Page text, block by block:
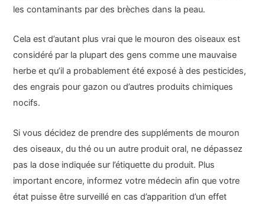
les contaminants par des brèches dans la peau.
Cela est d’autant plus vrai que le mouron des oiseaux est
considéré par la plupart des gens comme une mauvaise
herbe et qu’il a probablement été exposé à des pesticides,
des engrais pour gazon ou d’autres produits chimiques
nocifs.
Si vous décidez de prendre des suppléments de mouron
des oiseaux, du thé ou un autre produit oral, ne dépassez
pas la dose indiquée sur l’étiquette du produit. Plus
important encore, informez votre médecin afin que votre
état puisse être surveillé en cas d’apparition d’un effet